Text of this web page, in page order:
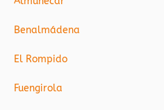
Benalmádena
El Rompido
Fuengirola